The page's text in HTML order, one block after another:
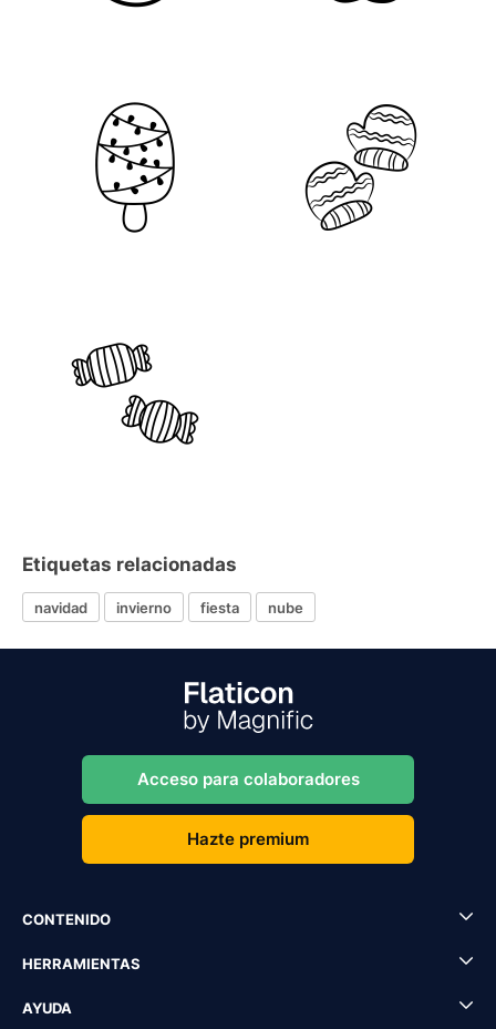
Etiquetas relacionadas
navidad invierno fiesta nube
Acceso para colaboradores
Hazte premium
CONTENIDO
HERRAMIENTAS
AYUDA